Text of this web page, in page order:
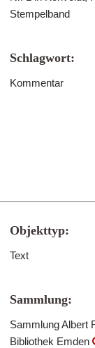
Stempelband
Schlagwort:
Kommentar
Objekttyp:
Text
Sammlung:
Sammlung Albert
Bibliothek Emden